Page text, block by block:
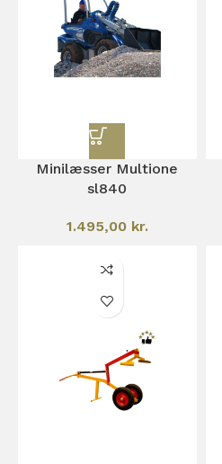
Minilæsser Multione
sl840
1.495,00 kr.